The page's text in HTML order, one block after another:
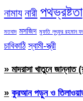
নামায নারী পথভ্রষ্টতা
মতবাদ মসজিদ মুফতি লুৎফুর রহমান
চাবিকাঠি স্বামী-স্ত্রী
» মাদরাসা খাতুনে
» কুরআন পড়ুন ও